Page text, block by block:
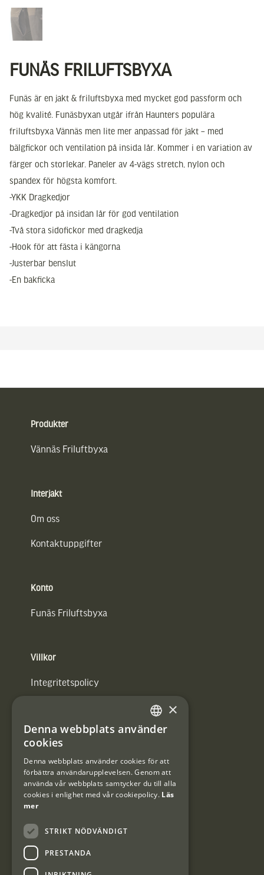
FUNÄS FRILUFTSBYXA
Funäs är en jakt & friluftsbyxa med mycket god passform och
hög kvalité. Funäsbyxan utgår ifrån Haunters populära
friluftsbyxa Vännäs men lite mer anpassad för jakt – med
bälgfickor och ventilation på insida lår. Kommer i en variation av
färger och storlekar. Paneler av 4-vägs stretch, nylon och
spandex för högsta komfort.
-YKK Dragkedjor
-Dragkedjor på insidan lår för god ventilation
-Två stora sidofickor med dragkedja
-Hook för att fästa i kängorna
-Justerbar benslut
-En bakficka
Produkter
Vännäs Friluftbyxa
Interjakt
Om oss
Kontaktuppgifter
Konto
Funäs Friluftsbyxa
Villkor
Integritetspolicy
#Interjaktfamily
Kundklubb
Information om kundklubben.
SWEDISH
×
Denna webbplats använder
cookies
Denna webbplats använder cookies för att
förbättra användarupplevelsen. Genom att
använda vår webbplats samtycker du till alla
cookies i enlighet med vår cookiepolicy. Läs
mer
STRIKT NÖDVÄNDIGT
PRESTANDA